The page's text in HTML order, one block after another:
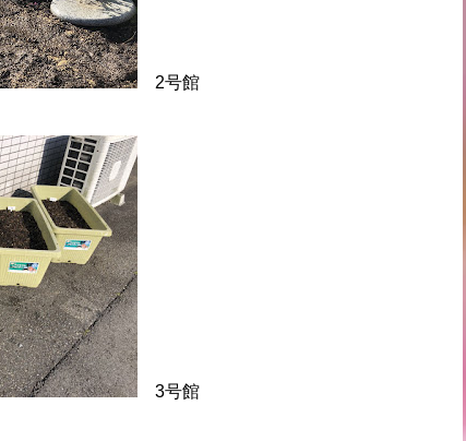
2号館
3号館